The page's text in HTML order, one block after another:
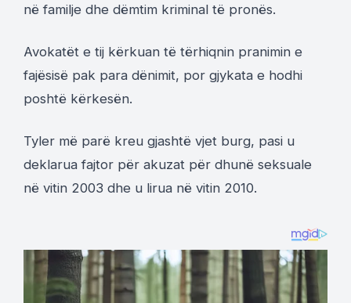
në familje dhe dëmtim kriminal të pronës.
Avokatët e tij kërkuan të tërhiqnin pranimin e
fajësisë pak para dënimit, por gjykata e hodhi
poshtë kërkesën.
Tyler më parë kreu gjashtë vjet burg, pasi u
deklarua fajtor për akuzat për dhunë seksuale
në vitin 2003 dhe u lirua në vitin 2010.